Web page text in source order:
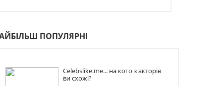
ПОПУЛЯРНІ
Celebslike.me... на кого з акторів
ви схожі?